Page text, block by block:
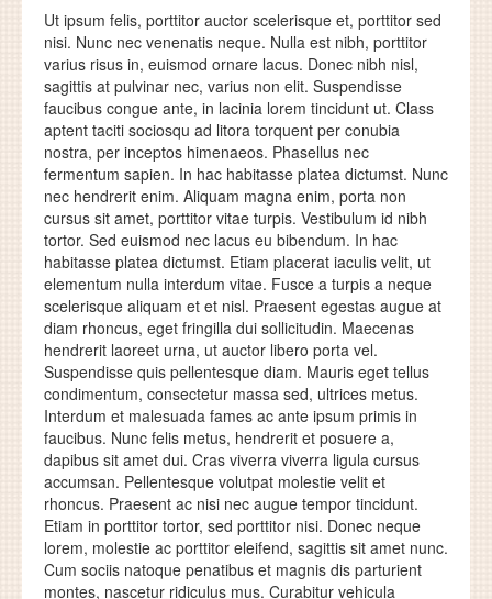
Ut ipsum felis, porttitor auctor scelerisque et, porttitor sed
nisi. Nunc nec venenatis neque. Nulla est nibh, porttitor
varius risus in, euismod ornare lacus. Donec nibh nisl,
sagittis at pulvinar nec, varius non elit. Suspendisse
faucibus congue ante, in lacinia lorem tincidunt ut. Class
aptent taciti sociosqu ad litora torquent per conubia
nostra, per inceptos himenaeos. Phasellus nec
fermentum sapien. In hac habitasse platea dictumst. Nunc
nec hendrerit enim. Aliquam magna enim, porta non
cursus sit amet, porttitor vitae turpis. Vestibulum id nibh
tortor. Sed euismod nec lacus eu bibendum. In hac
habitasse platea dictumst. Etiam placerat iaculis velit, ut
elementum nulla interdum vitae. Fusce a turpis a neque
scelerisque aliquam et et nisl. Praesent egestas augue at
diam rhoncus, eget fringilla dui sollicitudin. Maecenas
hendrerit laoreet urna, ut auctor libero porta vel.
Suspendisse quis pellentesque diam. Mauris eget tellus
condimentum, consectetur massa sed, ultrices metus.
Interdum et malesuada fames ac ante ipsum primis in
faucibus. Nunc felis metus, hendrerit et posuere a,
dapibus sit amet dui. Cras viverra viverra ligula cursus
accumsan. Pellentesque volutpat molestie velit et
rhoncus. Praesent ac nisi nec augue tempor tincidunt.
Etiam in porttitor tortor, sed porttitor nisi. Donec neque
lorem, molestie ac porttitor eleifend, sagittis sit amet nunc.
Cum sociis natoque penatibus et magnis dis parturient
montes, nascetur ridiculus mus. Curabitur vehicula